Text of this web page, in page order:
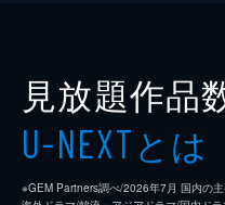
見放題作品
U-NEXTとは
※GEM Partners調べ/2026年7⽉ 国内の